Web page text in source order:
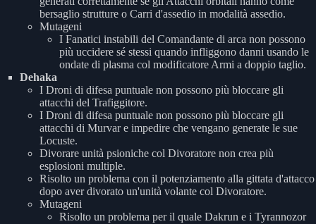
bersaglio strutture o Carri d'assedio in modalità assedio.
Mutageni
I Fanatici instabili del Comandante di arca non possono
più uccidere sé stessi quando infliggono danni usando le
ondate di plasma col modificatore Armi a doppio taglio.
Dehaka
I Droni di difesa puntuale non possono più bloccare gli
attacchi del Trafiggitore.
I Droni di difesa puntuale non possono più bloccare gli
attacchi di Murvar e impedire che vengano generate le sue
Locuste.
Divorare unità psioniche col Divoratore non crea più
esplosioni multiple.
Risolto un problema con il potenziamento alla gittata d'attacco
dopo aver divorato un'unità volante col Divoratore.
Mutageni
Risolto un problema per il quale Dakrun e i Tyrannozor